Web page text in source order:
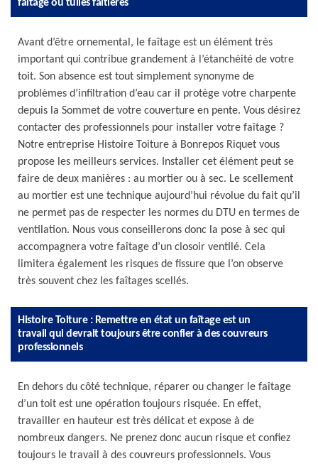
faîtage ou tuiles faîtières
Avant d’être ornemental, le faîtage est un élément très
important qui contribue grandement à l’étanchéité de votre
toit. Son absence est tout simplement synonyme de
problèmes d’infiltration d’eau car il protège votre charpente
depuis la Sommet de votre couverture en pente. Vous désirez
contacter des professionnels pour installer votre faîtage ?
Notre entreprise Histoire Toiture à Bonrepos Riquet vous
propose les meilleurs services. Installer cet élément peut se
faire de deux manières : au mortier ou à sec. Le scellement
au mortier est une technique aujourd’hui révolue du fait qu’il
ne permet pas de respecter les normes du DTU en termes de
ventilation. Nous vous conseillerons donc la pose à sec qui
accompagnera votre faîtage d’un closoir ventilé. Cela
limitera également les risques de fissure que l’on observe
très souvent chez les faîtages scellés.
Histoire Toiture : Remettre en état un faîtage est un
travail qui devrait toujours être confier à des couvreurs
professionnels
En dehors du côté technique, réparer ou changer le faîtage
d’un toit est une opération toujours risquée. En effet,
travailler en hauteur est très délicat et expose à de
nombreux dangers. Ne prenez donc aucun risque et confiez
toujours le travail à des couvreurs professionnels. Vous